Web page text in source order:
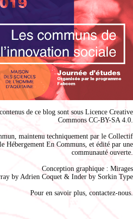
de ce blog sont sous Licence Creative
Commons CC-BY-SA 4.0.
maintenu techniquement par le Collectif
Hébergement En Communs, et édité par une
communauté ouverte.
Conception graphique : Mirages
by Adrien Coquet & Inder by Sorkin Type
Pour en savoir plus, contactez-nous.